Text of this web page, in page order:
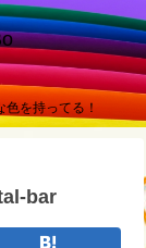
を持ってる！
bar